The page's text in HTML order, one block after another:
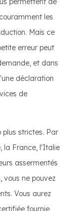
les
Mais ce
erreur peut
et dans
déclaration
de
plus strictes. Par
la France, l'Italie
assermentés
vous ne pouvez
Vous aurez
fournie